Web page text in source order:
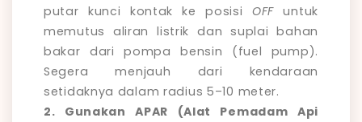
putar kunci kontak ke posisi OFF untuk
memutus aliran listrik dan suplai bahan
bakar dari pompa bensin (fuel pump).
Segera menjauh dari kendaraan
setidaknya dalam radius 5–10 meter.
2. Gunakan APAR (Alat Pemadam Api